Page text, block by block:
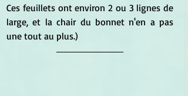
Ces feuillets ont environ 2 ou 3 lignes de
large, et la chair du bonnet n'en a pas
une tout au plus.)